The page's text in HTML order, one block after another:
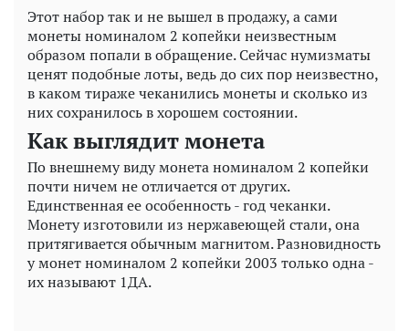
Этот набор так и не вышел в продажу, а сами
монеты номиналом 2 копейки неизвестным
образом попали в обращение. Сейчас нумизматы
ценят подобные лоты, ведь до сих пор неизвестно,
в каком тираже чеканились монеты и сколько из
них сохранилось в хорошем состоянии.
Как выглядит монета
По внешнему виду монета номиналом 2 копейки
почти ничем не отличается от других.
Единственная ее особенность - год чеканки.
Монету изготовили из нержавеющей стали, она
притягивается обычным магнитом. Разновидность
у монет номиналом 2 копейки 2003 только одна -
их называют 1ДА.